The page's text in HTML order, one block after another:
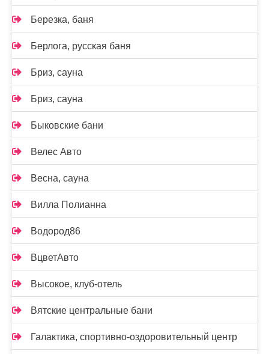
Березка, баня
Берлога, русская баня
Бриз, сауна
Бриз, сауна
Быковские бани
Велес Авто
Весна, сауна
Вилла Полианна
Водород86
ВцветАвто
Высокое, клуб-отель
Вятские центральные бани
Галактика, спортивно-оздоровительный центр